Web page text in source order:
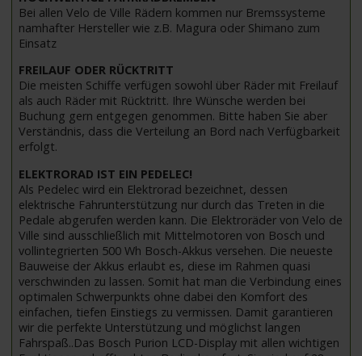
Bei allen Velo de Ville Rädern kommen nur Bremssysteme
namhafter Hersteller wie z.B. Magura oder Shimano zum
Einsatz
FREILAUF ODER RÜCKTRITT
Die meisten Schiffe verfügen sowohl über Räder mit Freilauf
als auch Räder mit Rücktritt. Ihre Wünsche werden bei
Buchung gern entgegen genommen. Bitte haben Sie aber
Verständnis, dass die Verteilung an Bord nach Verfügbarkeit
erfolgt.
ELEKTRORAD IST EIN PEDELEC!
Als Pedelec wird ein Elektrorad bezeichnet, dessen
elektrische Fahrunterstützung nur durch das Treten in die
Pedale abgerufen werden kann. Die Elektroräder von Velo de
Ville sind ausschließlich mit Mittelmotoren von Bosch und
vollintegrierten 500 Wh Bosch-Akkus versehen. Die neueste
Bauweise der Akkus erlaubt es, diese im Rahmen quasi
verschwinden zu lassen. Somit hat man die Verbindung eines
optimalen Schwerpunkts ohne dabei den Komfort des
einfachen, tiefen Einstiegs zu vermissen. Damit garantieren
wir die perfekte Unterstützung und möglichst langen
Fahrspaß..Das Bosch Purion LCD-Display mit allen wichtigen